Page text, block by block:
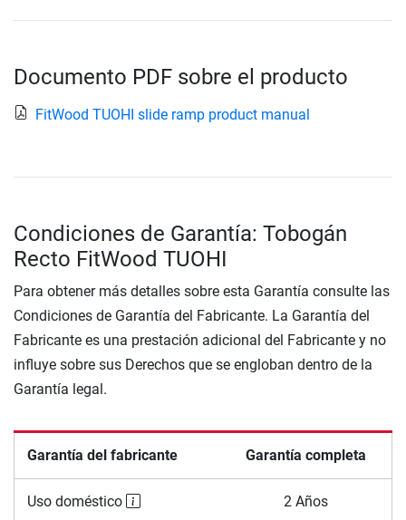
Documento PDF sobre el producto
FitWood TUOHI slide ramp product manual
Condiciones de Garantía: Tobogán
Recto FitWood TUOHI
Para obtener más detalles sobre esta Garantía consulte las
Condiciones de Garantía del Fabricante. La Garantía del
Fabricante es una prestación adicional del Fabricante y no
influye sobre sus Derechos que se engloban dentro de la
Garantía legal.
Garantía del fabricante Garantía completa
Uso doméstico 2 Años